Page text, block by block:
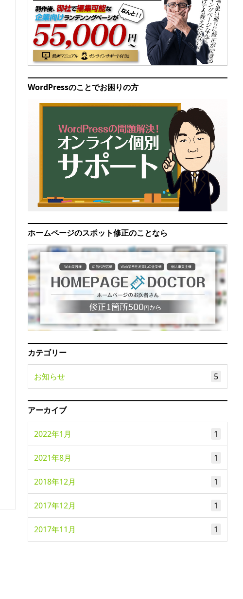
WordPressのことでお困りの方
ホームページのスポット修正のことなら
カテゴリー
お知らせ 5
アーカイブ
2022年1月 1
2021年8月 1
2018年12月 1
2017年12月 1
2017年11月 1